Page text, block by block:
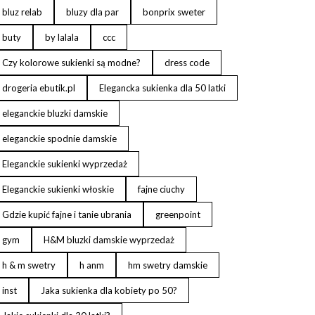
bluz relab bluzy dla par bonprix sweter
buty by lalala ccc
Czy kolorowe sukienki są modne? dress code
drogeria ebutik.pl Elegancka sukienka dla 50 latki
eleganckie bluzki damskie
eleganckie spodnie damskie
Eleganckie sukienki wyprzedaż
Eleganckie sukienki włoskie fajne ciuchy
Gdzie kupić fajne i tanie ubrania greenpoint
gym H&M bluzki damskie wyprzedaż
h & m swetry h anm hm swetry damskie
inst Jaka sukienka dla kobiety po 50?